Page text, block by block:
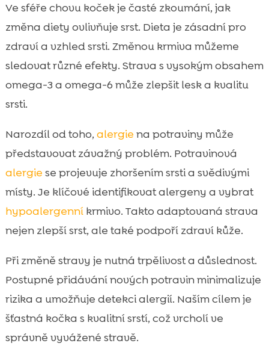
Ve sféře chovu koček je časté zkoumání, jak
změna diety ovlivňuje srst. Dieta je zásadní pro
zdraví a vzhled srsti. Změnou krmiva můžeme
sledovat různé efekty. Strava s vysokým obsahem
omega-3 a omega-6 může zlepšit lesk a kvalitu
srsti.
Narozdíl od toho, alergie na potraviny může
představovat závažný problém. Potravinová
alergie se projevuje zhoršením srsti a svědivými
místy. Je klíčové identifikovat alergeny a vybrat
hypoalergenníkrmivo. Takto adaptovaná strava
nejen zlepší srst, ale také podpoří zdraví kůže.
Při změně stravy je nutná trpělivost a důslednost.
Postupné přidávání nových potravin minimalizuje
rizika a umožňuje detekci alergií. Naším cílem je
šťastná kočka s kvalitní srstí, což vrcholí ve
správně vyvážené stravě.